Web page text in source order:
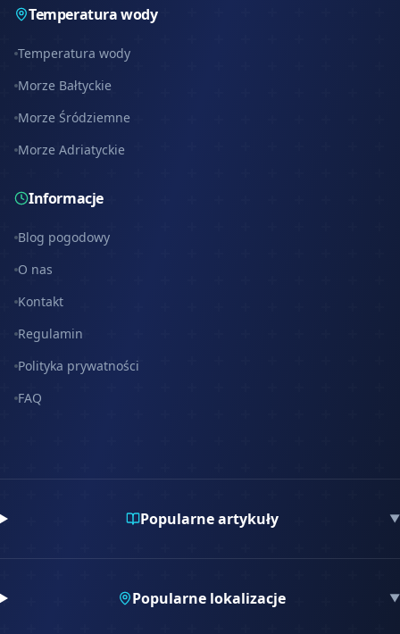
Temperatura wody
Temperatura wody
Morze Bałtyckie
Morze Śródziemne
Morze Adriatyckie
Informacje
Blog pogodowy
O nas
Kontakt
Regulamin
Polityka prywatności
FAQ
Popularne artykuły ▼
Popularne lokalizacje ▼